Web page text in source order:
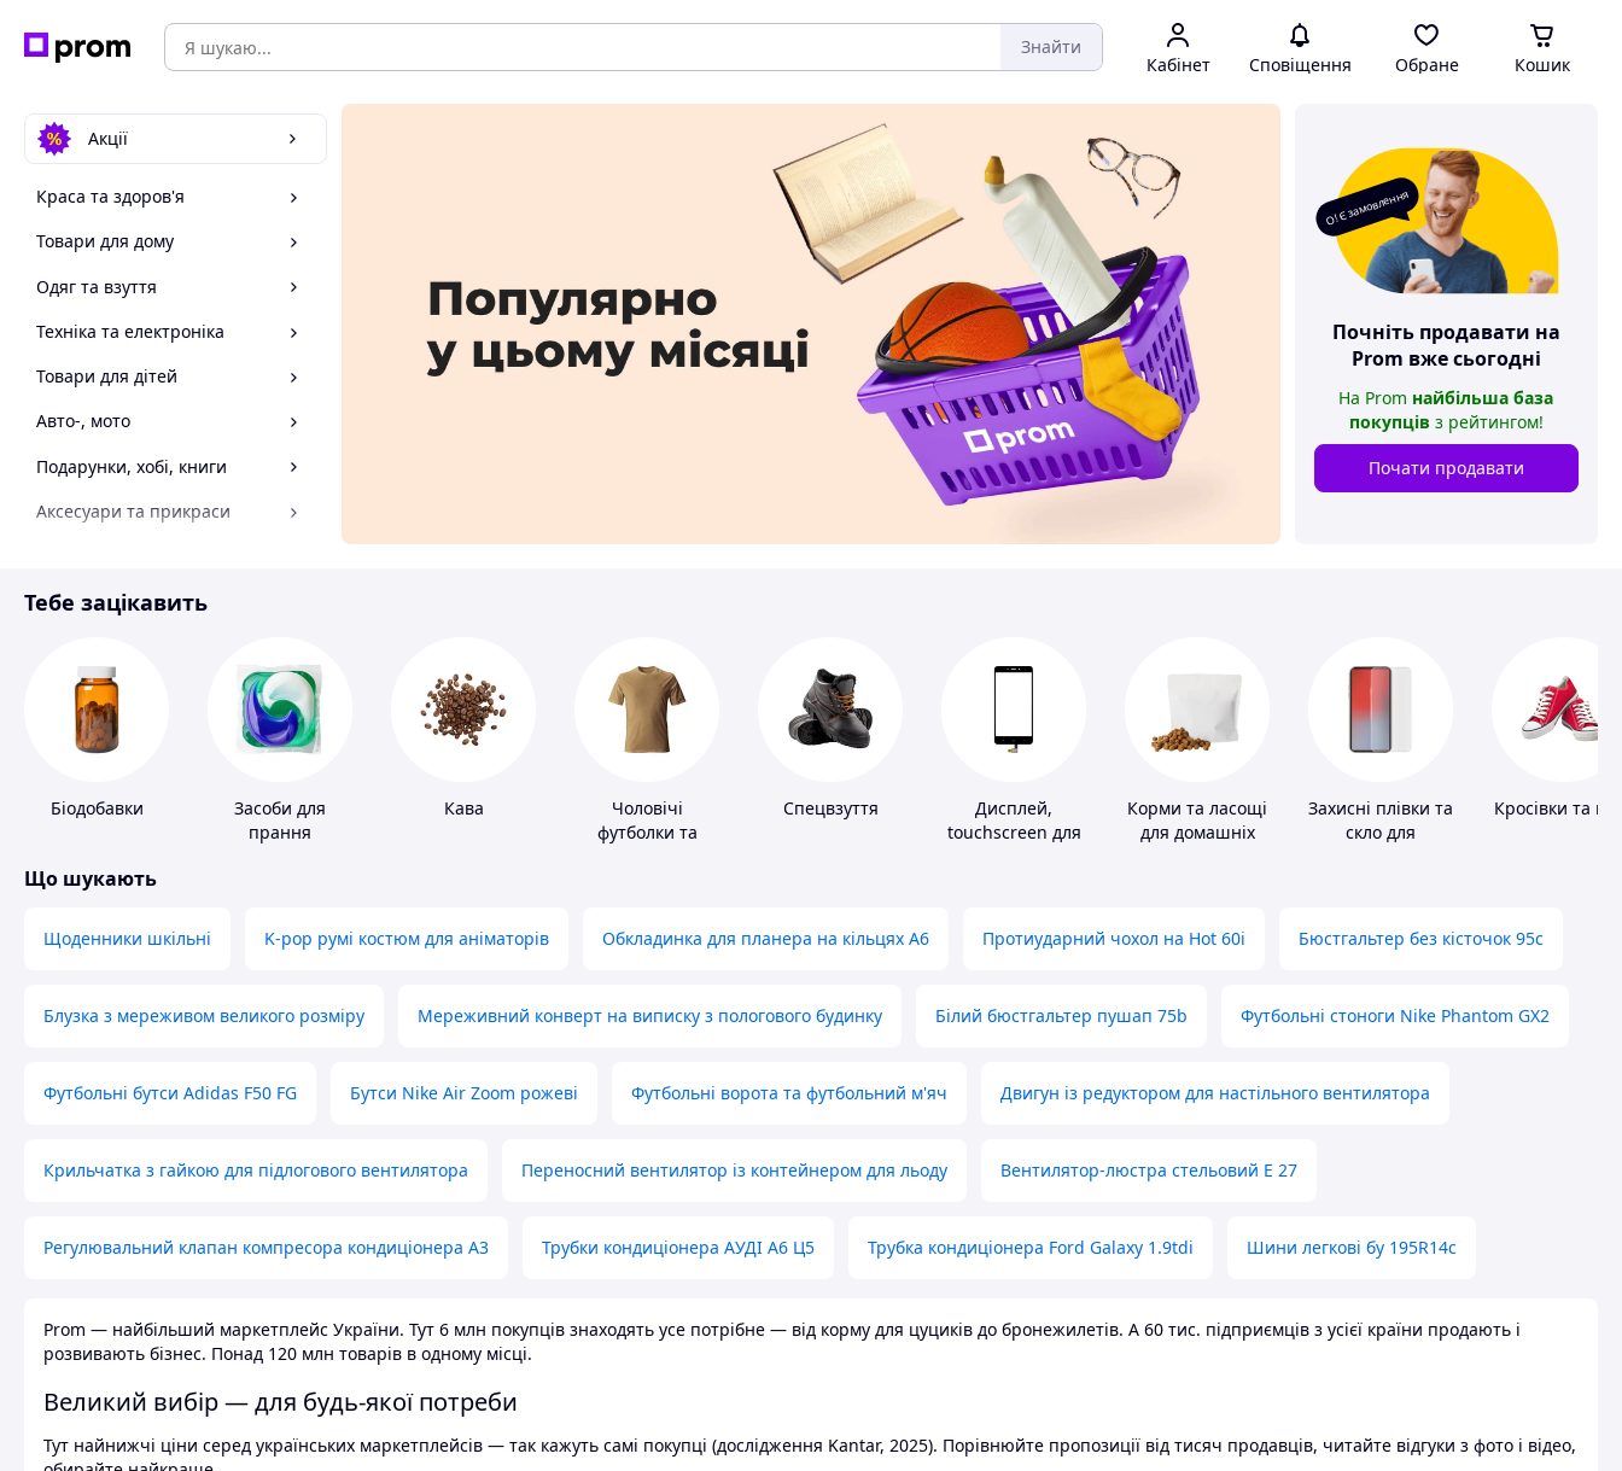
Знайти
Кабінет Сповіщення Обране Кошик
Акції
Краса та здоров'я
Товари для дому
Одяг та взуття
Техніка та електроніка
Товари для дітей
Авто-, мото
Подарунки, хобі, книги
Аксесуари та прикраси
Спорт і відпочинок
О! Є замовлення
Почніть продавати на
Prom вже сьогодні
На Prom найбільша база
покупців з рейтингом!
Почати продавати
Тебе зацікавить
Біодобавки
Засоби для
прання
Кава
Чоловічі
футболки та
Спецвзуття
Дисплей,
touchscreen для
Корми та ласощі
для домашніх
Захисні плівки та
скло для
Кросівки та
Що шукають
Щоденники шкільні K-pop румі костюм для аніматорів Обкладинка для планера на кільцях А6 Протиударний чохол на Hot 60i Бюстгальтер без кісточок 95с
Блузка з мереживом великого розміру Мереживний конверт на виписку з пологового будинку Білий бюстгальтер пушап 75b Футбольні стоноги Nike Phantom GX2
Футбольні бутси Adidas F50 FG Бутси Nike Air Zoom рожеві Футбольні ворота та футбольний м'яч Двигун із редуктором для настільного вентилятора
Крильчатка з гайкою для підлогового вентилятора Переносний вентилятор із контейнером для льоду Вентилятор-люстра стельовий E 27
Регулювальний клапан компресора кондиціонера А3 Трубки кондиціонера АУДІ А6 Ц5 Трубка кондиціонера Ford Galaxy 1.9tdi Шини легкові бу 195R14c
Prom — найбільший маркетплейс України. Тут 6 млн покупців знаходять усе потрібне — від корму для цуциків до бронежилетів. А 60 тис. підприємців з усієї країни продають і
розвивають бізнес. Понад 120 млн товарів в одному місці.
Великий вибір — для будь-якої потреби
Тут найнижчі ціни серед українських маркетплейсів — так кажуть самі покупці (дослідження Kantar, 2025). Порівнюйте пропозиції від тисяч продавців, читайте відгуки з фото і відео,